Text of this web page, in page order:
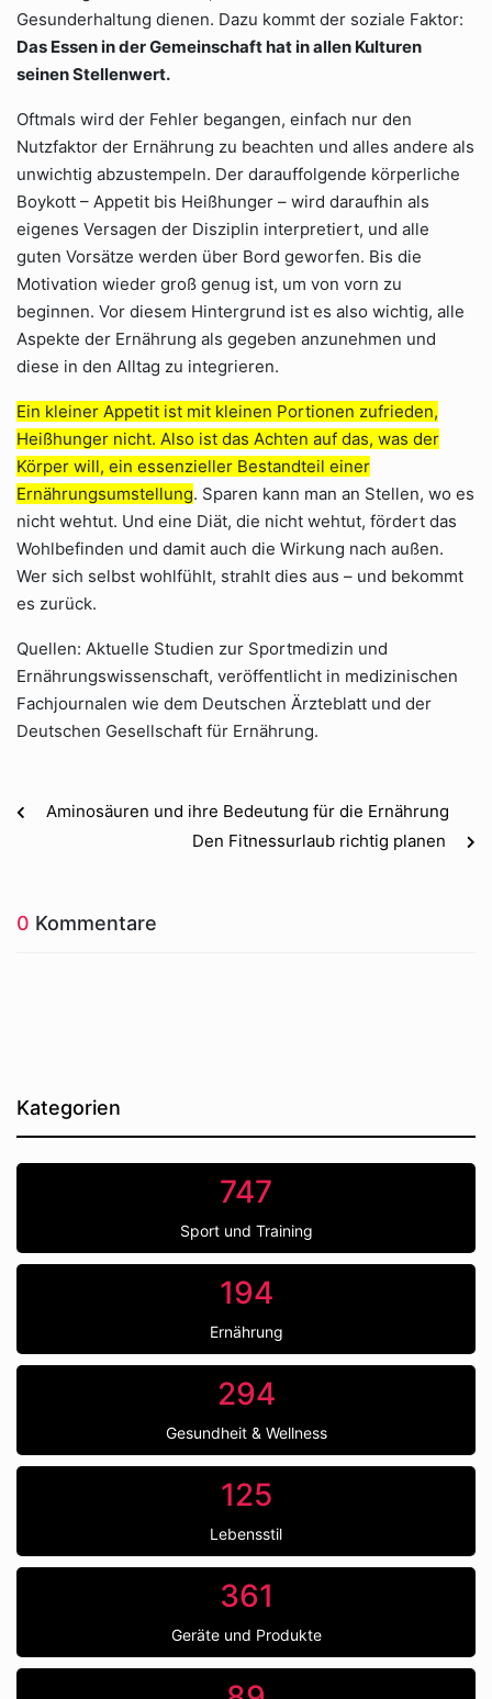
Gesunderhaltung dienen. Dazu kommt der soziale Faktor:
Das Essen in der Gemeinschaft hat in allen Kulturen
seinen Stellenwert.
Oftmals wird der Fehler begangen, einfach nur den
Nutzfaktor der Ernährung zu beachten und alles andere als
unwichtig abzustempeln. Der darauffolgende körperliche
Boykott – Appetit bis Heißhunger – wird daraufhin als
eigenes Versagen der Disziplin interpretiert, und alle
guten Vorsätze werden über Bord geworfen. Bis die
Motivation wieder groß genug ist, um von vorn zu
beginnen. Vor diesem Hintergrund ist es also wichtig, alle
Aspekte der Ernährung als gegeben anzunehmen und
diese in den Alltag zu integrieren.
Ein kleiner Appetit ist mit kleinen Portionen zufrieden,
Heißhunger nicht. Also ist das Achten auf das, was der
Körper will, ein essenzieller Bestandteil einer
Ernährungsumstellung. Sparen kann man an Stellen, wo es
nicht wehtut. Und eine Diät, die nicht wehtut, fördert das
Wohlbefinden und damit auch die Wirkung nach außen.
Wer sich selbst wohlfühlt, strahlt dies aus – und bekommt
es zurück.
Quellen: Aktuelle Studien zur Sportmedizin und
Ernährungswissenschaft, veröffentlicht in medizinischen
Fachjournalen wie dem Deutschen Ärzteblatt und der
Deutschen Gesellschaft für Ernährung.
Aminosäuren und ihre Bedeutung für die Ernährung
Den Fitnessurlaub richtig planen
0 Kommentare
Kategorien
747
Sport und Training
194
Ernährung
294
Gesundheit & Wellness
125
Lebensstil
361
Geräte und Produkte